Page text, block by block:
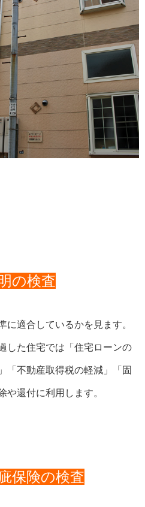
の検査
に適合しているかを見ます。
した住宅では「住宅ローンの
「不動産取得税の軽減」「固
や還付に利用します。
保険の検査